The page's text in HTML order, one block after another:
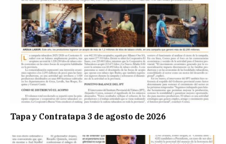
Tapa y Contratapa 3 de agosto de 2026